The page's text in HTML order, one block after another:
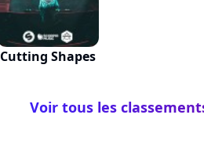
Cutting Shapes
Voir tous les